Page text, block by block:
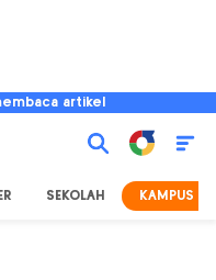
artikel
SEKOLAH KAMPUS